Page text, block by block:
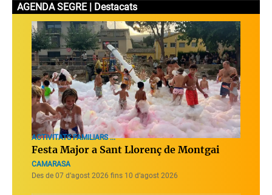
AGENDA SEGRE | Destacats
ACTIVITATS FAMILIARS ...
Festa Major a Sant Llorenç de Montgai
CAMARASA
Des de 07 d’agost 2026 fins 10 d’agost 2026